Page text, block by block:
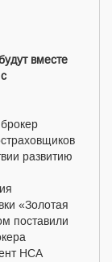
вместе
развитию
«Золотая
поставили
НСА